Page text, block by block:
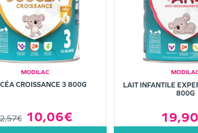
MODILAC
CROISSANCE 3 800G
10,06€
LAIT INFANTILE
800G